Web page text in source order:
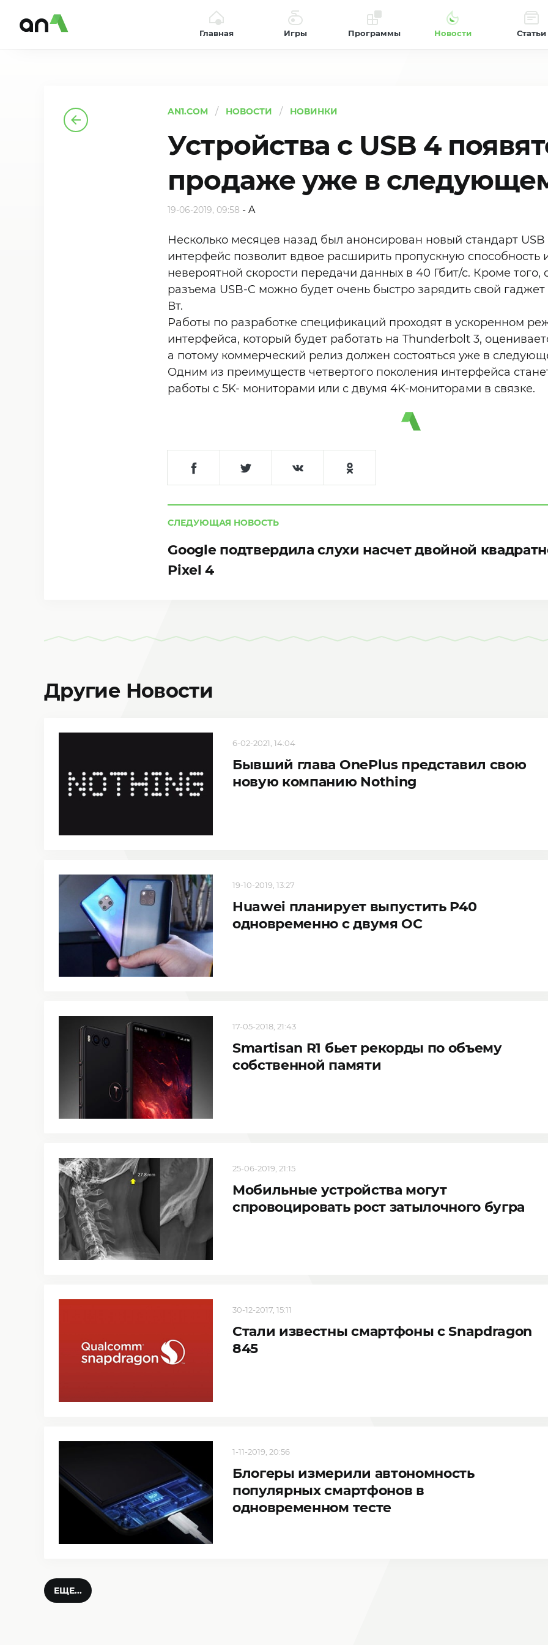
Главная Игры Программы Новости Статьи
AN1.COM НОВОСТИ НОВИНКИ
Устройства с USB 4
продаже уже в
19-06-2019, 09:58 -A
Несколько месяцев назад был анонсирован новый стандарт
интерфейс позволит вдвое расширить пропускную способность
невероятной скорости передачи данных в 40 Гбит/с. Кроме
разъема USB-C можно будет очень быстро зарядить свой
Вт.
Работы по разработке спецификаций проходят в ускоренном
интерфейса, который будет работать на Thunderbolt 3,
а потому коммерческий релиз должен состояться уже в
Одним из преимуществ четвертого поколения интерфейса
работы с 5K- мониторами или с двумя 4K-мониторами в связке.
СЛЕДУЮЩАЯ НОВОСТЬ
Google подтвердила слухи насчет двойной
Pixel 4
Другие Новости
6-02-2021, 14:04
Бывший глава OnePlus представил свою
новую компанию Nothing
19-10-2019, 13:27
Huawei планирует выпустить P40
одновременно с двумя ОС
17-05-2018, 21:43
Smartisan R1 бьет рекорды по объему
собственной памяти
25-06-2019, 21:15
Мобильные устройства могут
спровоцировать рост затылочного бугра
30-12-2017, 15:11
Стали известны смартфоны с Snapdragon
845
1-11-2019, 20:56
Блогеры измерили автономность
популярных смартфонов в
одновременном тесте
ЕЩЕ...